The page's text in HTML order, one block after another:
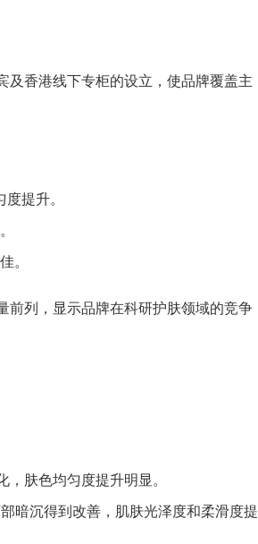
及香港线下专柜的设立，使品牌覆盖主
提升。
。
前列，显示品牌在科研护肤领域的竞争
肤色均匀度提升明显。
暗沉得到改善，肌肤光泽度和柔滑度提